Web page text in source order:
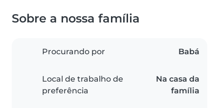
Sobre a nossa família
Procurando por Babá
Local de trabalho de
preferência
Na casa da
família